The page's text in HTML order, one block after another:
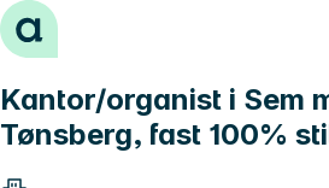
Hopp til innhold
Kantor/organist i Sem
Tønsberg, fast 100%